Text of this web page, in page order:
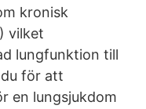
kronisk
vilket
lungfunktion till
för att
en lungsjukdom